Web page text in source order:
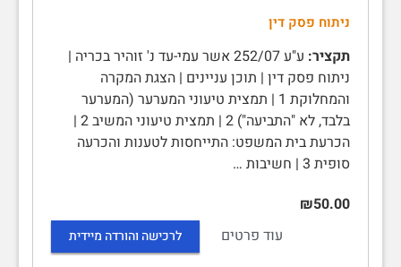
ניתוח פסק דין
תקציר:
ע"ע 252/07 אשר עמי-עד נ' זוהיר בכריה |
ניתוח פסק דין | תוכן עניינים | הצגת המקרה
והמחלוקת 1 | תמצית טיעוני המערער (המערער
בלבד, לא "התביעה") 2 | תמצית טיעוני המשיב 2 |
הכרעת בית המשפט: התייחסות לטענות והכרעה
סופית 3 | חשיבות …
₪50.00
עוד פרטים
לרכישה והורדה מיידית